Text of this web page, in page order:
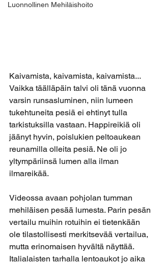
Luonnollinen Mehiläishoito
Kaivamista, kaivamista, kaivamista...
Vaikka täälläpäin talvi oli tänä vuonna
varsin runsasluminen, niin lumeen
tukehtuneita pesiä ei ehtinyt tulla
tarkistuksilla vastaan. Happireikiä oli
jäänyt hyvin, poislukien peltoaukean
reunamilla olleita pesiä. Ne oli jo
yltympäriinsä lumen alla ilman
ilmareikää.
Videossa avaan pohjolan tumman
mehiläisen pesää lumesta. Parin pesän
vertailu muihin rotuihin ei tietenkään
ole tilastollisesti merkitsevää vertailua,
mutta erinomaisen hyvältä näyttää.
Italialaisten tarhalla lentoaukot jo aika